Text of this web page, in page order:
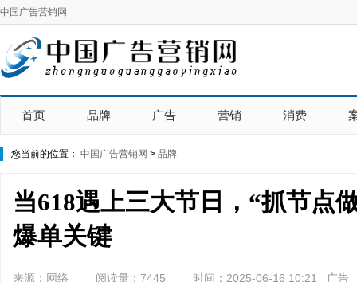
中国广告营销网
首页 品牌 广告 营销 消费
您当前的位置： 中国广告营销网 > 品牌
当618遇上三大节日，“抓节点
爆单关键
来源：网络 阅读量：7445 时间：2025-06-16 10:21 广告